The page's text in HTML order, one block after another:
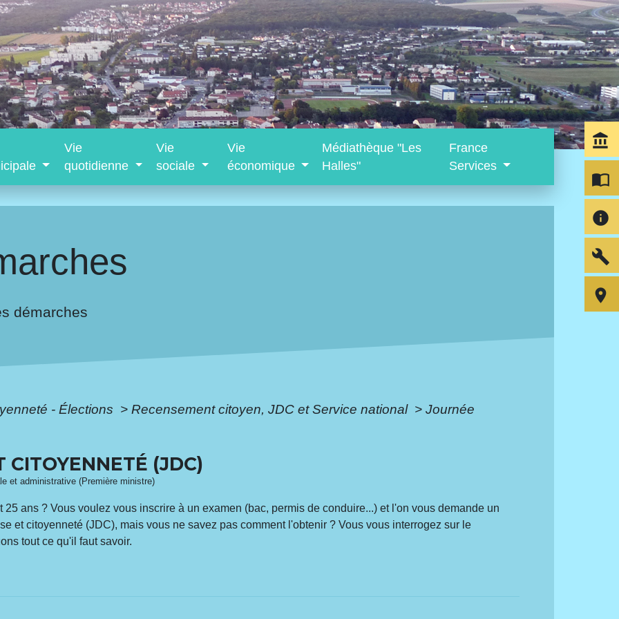
Vie
quotidienne
Vie
sociale
Vie
économique
Médiathèque "Les
Halles"
France
Services
démarches
- Élections > Recensement citoyen, JDC et Service national > Journée
CITOYENNETÉ (JDC)
et administrative (Première ministre)
ans ? Vous voulez vous inscrire à un examen (bac, permis de conduire...) et l'on vous demande un
et citoyenneté (JDC), mais vous ne savez pas comment l'obtenir ? Vous vous interrogez sur le
tout ce qu'il faut savoir.
account_balance
import_contacts
info
build
room